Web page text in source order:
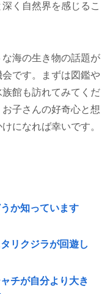
く自然界を感じるこ
海の生き物の話題が
です。まずは図鑑や
館も訪れてみてくだ
子さんの好奇心と想
になれば幸いです。
か知っています
リクジラが回遊し
チが自分より大き